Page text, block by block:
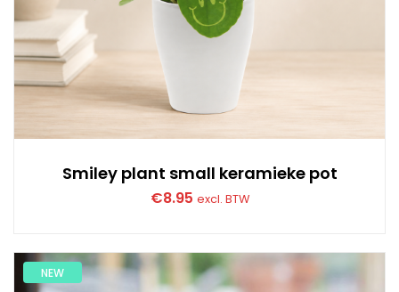
Smiley plant small keramieke pot
€8.95 excl. BTW
NEW